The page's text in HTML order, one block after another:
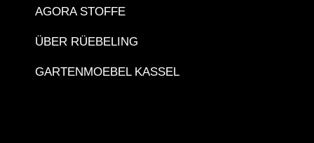
AGORA STOFFE
ÜBER RÜEBELING
GARTENMOEBEL KASSEL